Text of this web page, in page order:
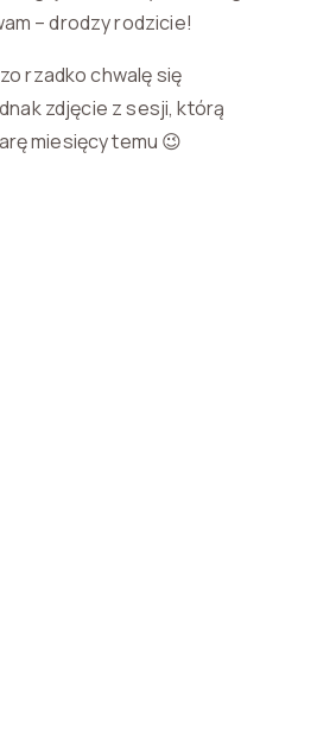
– drodzy rodzicie!
rzadko chwalę się
zdjęcie z sesji, którą
miesięcy temu 😉